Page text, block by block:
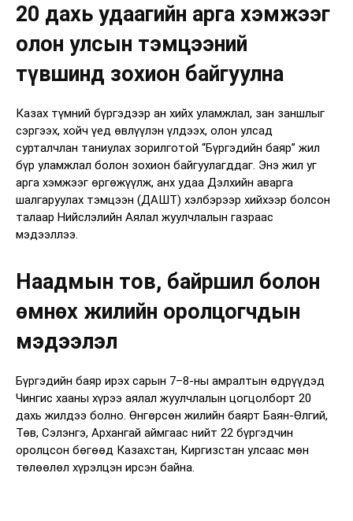
20 дахь удаагийн арга хэмжээг
олон улсын тэмцээний
түвшинд зохион байгуулна
Казах түмний бүргэдээр ан хийх уламжлал, зан заншлыг
сэргээх, хойч үед өвлүүлэн үлдээх, олон улсад
сурталчлан таниулах зорилготой “Бүргэдийн баяр” жил
бүр уламжлал болон зохион байгуулагддаг. Энэ жил уг
арга хэмжээг өргөжүүлж, анх удаа Дэлхийн аварга
шалгаруулах тэмцээн (ДАШТ) хэлбэрээр хийхээр болсон
талаар Нийслэлийн Аялал жуулчлалын газраас
мэдээллээ.
Наадмын тов, байршил болон
өмнөх жилийн оролцогчдын
мэдээлэл
Бүргэдийн баяр ирэх сарын 7–8-ны амралтын өдрүүдэд
Чингис хааны хүрээ аялал жуулчлалын цогцолборт 20
дахь жилдээ болно. Өнгөрсөн жилийн баярт Баян-Өлгий,
Төв, Сэлэнгэ, Архангай аймгаас нийт 22 бүргэдчин
оролцсон бөгөөд Казахстан, Киргизстан улсаас мөн
төлөөлөл хүрэлцэн ирсэн байна.